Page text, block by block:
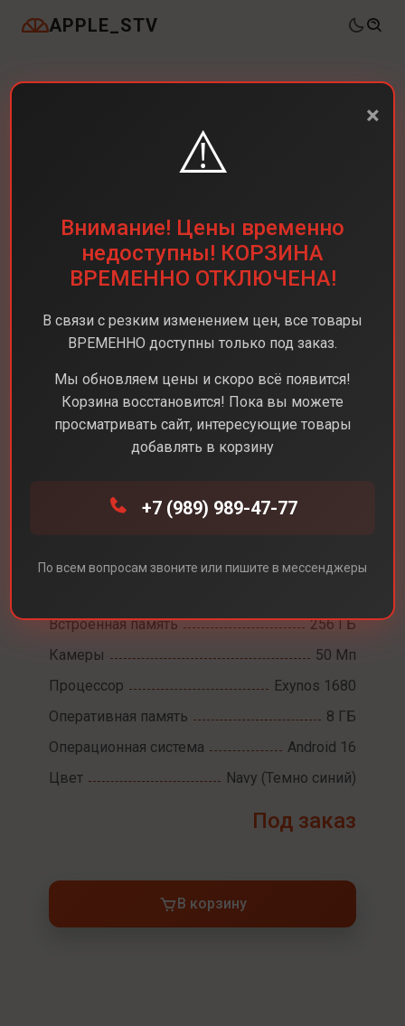
APPLE_STV
Samsung A57
Диагональ экрана
6,7
Встроенная память
256 ГБ
Камеры
50 Мп
Процессор
Exynos 1680
Оперативная память
8 ГБ
Операционная система
Android 16
Цвет
Navy (Темно синий)
Под заказ
В корзину
×
⚠️
Внимание! Цены временно
недоступны! КОРЗИНА
ВРЕМЕННО ОТКЛЮЧЕНА!
В связи с резким изменением цен, все товары
ВРЕМЕННО доступны только под заказ.
Мы обновляем цены и скоро всё появится!
Корзина восстановится! Пока вы можете
просматривать сайт, интересующие товары
добавлять в корзину
+7 (989) 989-47-77
По всем вопросам звоните или пишите в мессенджеры